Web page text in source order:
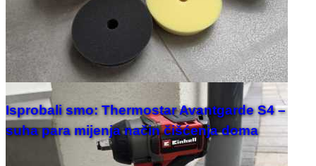
Isprobali smo: Thermostar Avantgarde S4 –
suha para mijenja način čišćenja doma